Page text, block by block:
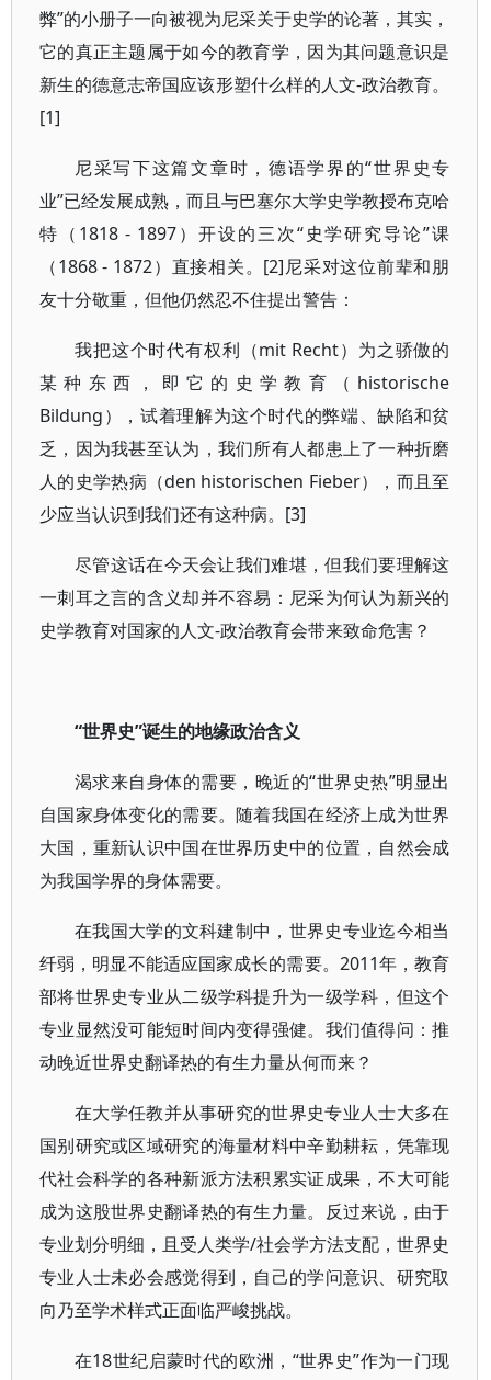
弊”的小册子一向被视为尼采关于史学的论著，其实，
它的真正主题属于如今的教育学，因为其问题意识是
新生的德意志帝国应该形塑什么样的人文-政治教育。
[1]
尼采写下这篇文章时，德语学界的“世界史专
业”已经发展成熟，而且与巴塞尔大学史学教授布克哈
特（1818 - 1897）开设的三次“史学研究导论”课
（1868 - 1872）直接相关。[2]尼采对这位前辈和朋
友十分敬重，但他仍然忍不住提出警告：
我把这个时代有权利（mit Recht）为之骄傲的
某种东西，即它的史学教育（historische
Bildung），试着理解为这个时代的弊端、缺陷和贫
乏，因为我甚至认为，我们所有人都患上了一种折磨
人的史学热病（den historischen Fieber），而且至
少应当认识到我们还有这种病。[3]
尽管这话在今天会让我们难堪，但我们要理解这
一刺耳之言的含义却并不容易：尼采为何认为新兴的
史学教育对国家的人文-政治教育会带来致命危害？
“世界史”诞生的地缘政治含义
渴求来自身体的需要，晚近的“世界史热”明显出
自国家身体变化的需要。随着我国在经济上成为世界
大国，重新认识中国在世界历史中的位置，自然会成
为我国学界的身体需要。
在我国大学的文科建制中，世界史专业迄今相当
纤弱，明显不能适应国家成长的需要。2011年，教育
部将世界史专业从二级学科提升为一级学科，但这个
专业显然没可能短时间内变得强健。我们值得问：推
动晚近世界史翻译热的有生力量从何而来？
在大学任教并从事研究的世界史专业人士大多在
国别研究或区域研究的海量材料中辛勤耕耘，凭靠现
代社会科学的各种新派方法积累实证成果，不大可能
成为这股世界史翻译热的有生力量。反过来说，由于
专业划分明细，且受人类学/社会学方法支配，世界史
专业人士未必会感觉得到，自己的学问意识、研究取
向乃至学术样式正面临严峻挑战。
在18世纪启蒙时代的欧洲，“世界史”作为一门现